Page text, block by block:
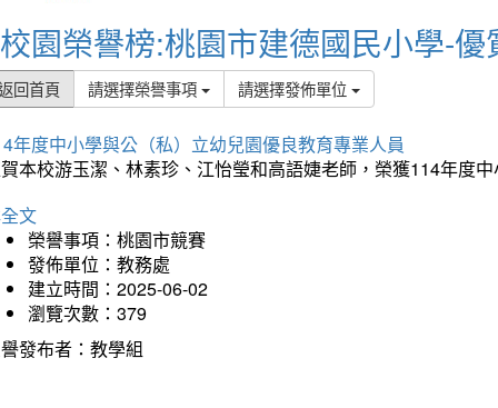
校園榮譽榜:桃園市建德國民小學-優
回首頁 請選擇榮譽事項 請選擇發佈單位
年度中小學與公（私）立幼兒園優良教育專業人員
本校游玉潔、林素珍、江怡瑩和高語婕老師，榮獲114年度
文
榮譽事項：桃園市競賽
發佈單位：教務處
建立時間：2025-06-02
瀏覽次數：379
發布者：教學組